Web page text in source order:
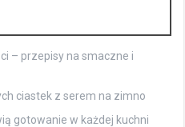
– przepisy na smaczne i
ciastek z serem na zimno
gotowanie w każdej kuchni